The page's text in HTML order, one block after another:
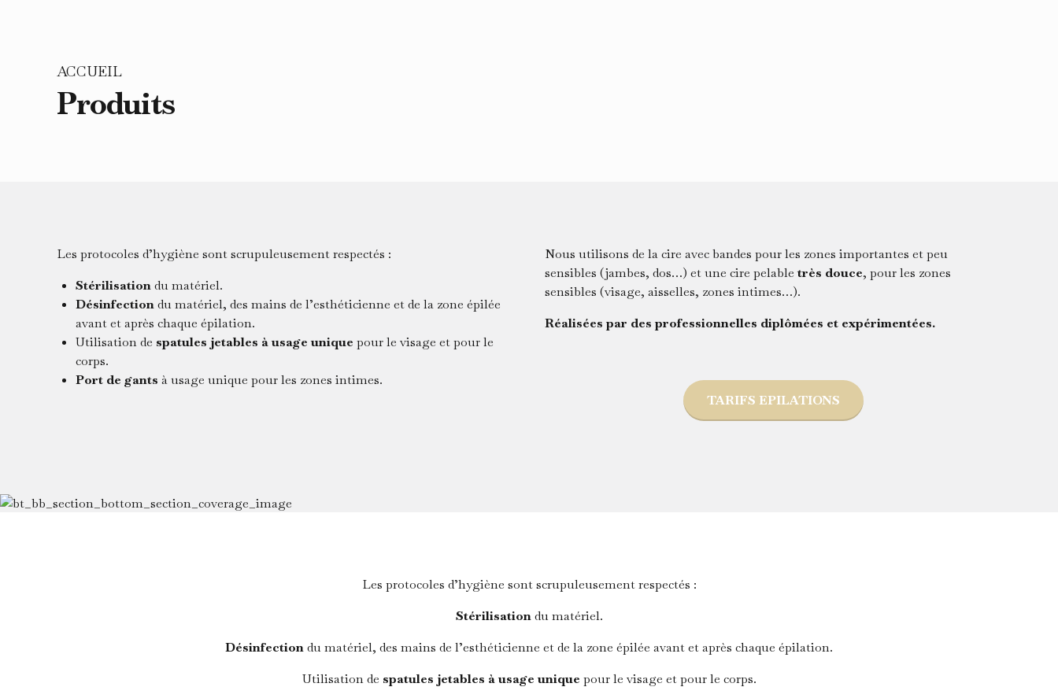
ACCUEIL
Produits
Les protocoles d’hygiène sont scrupuleusement respectés :
Stérilisationdu matériel.
Désinfectiondu matériel, des mains de l’esthéticienne et de la zone épilée
avant et après chaque épilation.
Utilisation de spatules jetables à usage unique pour le visage et pour le
corps.
Port de gants à usage unique pour les zones intimes.
Nous utilisons de la cire avec bandes pour les zones importantes et peu
sensibles (jambes, dos…) et une cire pelabletrès douce, pour les zones
sensibles (visage, aisselles, zones intimes…).
Réalisées par des professionnelles diplômées et expérimentées.
TARIFS EPILATIONS
Les protocoles d’hygiène sont scrupuleusement respectés :
Stérilisationdu matériel.
Désinfectiondu matériel, des mains de l’esthéticienne et de la zone épilée avant et après chaque épilation.
Utilisation de spatules jetables à usage unique pour le visage et pour le corps.